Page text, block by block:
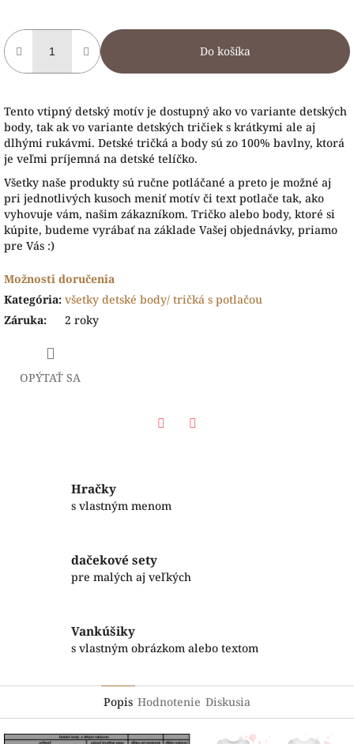
Do košíka
Tento vtipný detský motív je dostupný ako vo variante detských
body, tak ak vo variante detských tričiek s krátkymi ale aj
dlhými rukávmi. Detské tričká a body sú zo 100% bavlny, ktorá
je veľmi príjemná na detské telíčko.
Všetky naše produkty sú ručne potláčané a preto je možné aj
pri jednotlivých kusoch meniť motív či text potlače tak, ako
vyhovuje vám, našim zákazníkom. Tričko alebo body, ktoré si
kúpite, budeme vyrábať na základe Vašej objednávky, priamo
pre Vás :)
Možnosti doručenia
Kategória: všetky detské body/ tričká s potlačou
Záruka: 2 roky
OPÝTAŤ SA
Hračky
s vlastným menom
dačekové sety
pre malých aj veľkých
Vankúšiky
s vlastným obrázkom alebo textom
Popis Hodnotenie Diskusia